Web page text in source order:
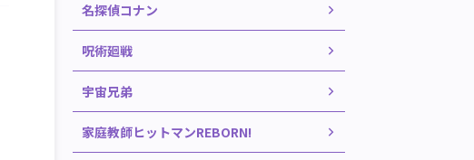
名探偵コナン
呪術廻戦
宇宙兄弟
家庭教師ヒットマンREBORN!